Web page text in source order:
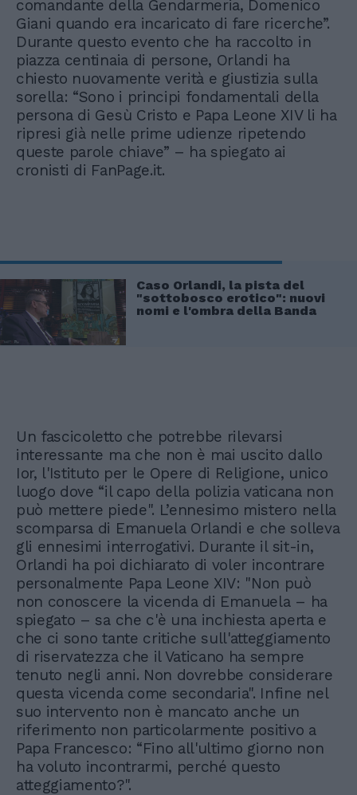
comandante della Gendarmeria, Domenico
Giani quando era incaricato di fare ricerche”.
Durante questo evento che ha raccolto in
piazza centinaia di persone, Orlandi ha
chiesto nuovamente verità e giustizia sulla
sorella: “Sono i principi fondamentali della
persona di Gesù Cristo e Papa Leone XIV li ha
ripresi già nelle prime udienze ripetendo
queste parole chiave” – ha spiegato ai
cronisti di FanPage.it.
Caso Orlandi, la pista del
"sottobosco erotico": nuovi
nomi e l'ombra della Banda
Un fascicoletto che potrebbe rilevarsi
interessante ma che non è mai uscito dallo
Ior, l'Istituto per le Opere di Religione, unico
luogo dove “il capo della polizia vaticana non
può mettere piede". L’ennesimo mistero nella
scomparsa di Emanuela Orlandi e che solleva
gli ennesimi interrogativi. Durante il sit-in,
Orlandi ha poi dichiarato di voler incontrare
personalmente Papa Leone XIV: "Non può
non conoscere la vicenda di Emanuela – ha
spiegato – sa che c'è una inchiesta aperta e
che ci sono tante critiche sull'atteggiamento
di riservatezza che il Vaticano ha sempre
tenuto negli anni. Non dovrebbe considerare
questa vicenda come secondaria". Infine nel
suo intervento non è mancato anche un
riferimento non particolarmente positivo a
Papa Francesco: “Fino all'ultimo giorno non
ha voluto incontrarmi, perché questo
atteggiamento?".